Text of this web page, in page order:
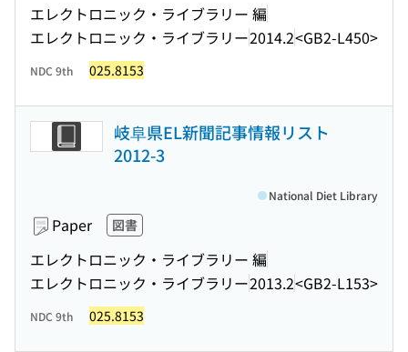
エレクトロニック・ライブラリー 編
エレクトロニック・ライブラリー2014.2<GB2-L450>
NDC 9th 025.8153
岐阜県EL新聞記事情報リスト
2012-3
Paper 図書
エレクトロニック・ライブラリー 編
エレクトロニック・ライブラリー2013.2<GB2-L153>
National Diet Library
NDC 9th 025.8153